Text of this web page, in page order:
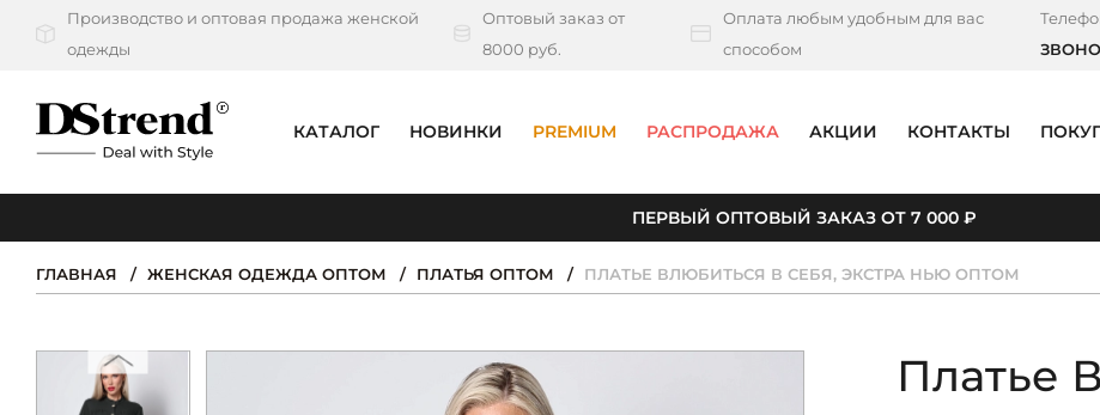
Производство и оптовая продажа женской
одежды
Оптовый заказ от
8000 руб.
Оплата любым удобным для вас
способом
КАТАЛОГ НОВИНКИ PREMIUM РАСПРОДАЖА АКЦИИ КОНТАКТЫ
ПЕРВЫЙ ОПТОВЫЙ ЗАКАЗ ОТ 7 000 ₽
КАТАЛОГ
НОВИНКИ
PREMIUM
ГЛАВНАЯ ЖЕНСКАЯ ОДЕЖДА ОПТОМ ПЛАТЬЯ ОПТОМ ПЛАТЬЕ ВЛЮБИТЬСЯ В СЕБЯ, ЭКСТРА НЬЮ ОПТОМ
Платье